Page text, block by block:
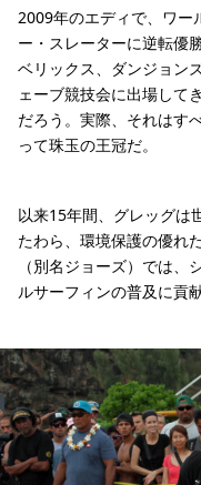
2009年のエディで、ワー
ー・スレーターに逆転優
ベリックス、ダンジョン
ェーブ競技会に出場して
だろう。実際、それはす
って珠玉の王冠だ。
以来15年間、グレッグは
たわら、環境保護の優れ
（別名ジョーズ）では
ルサーフィンの普及に貢献